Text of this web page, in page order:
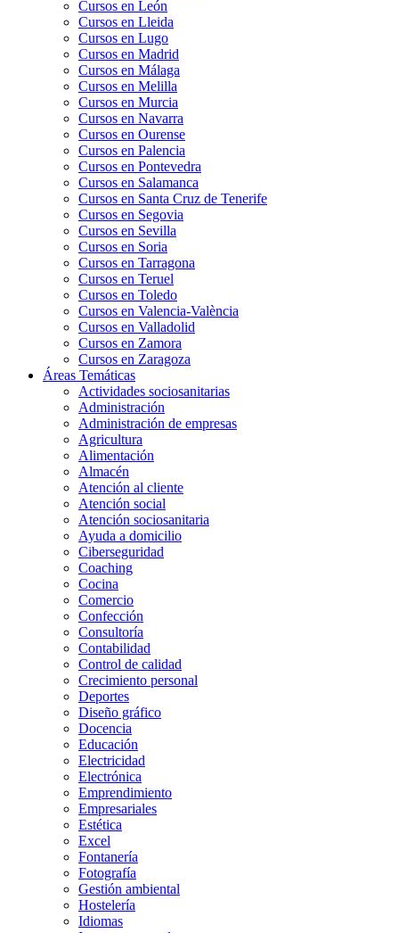
Cursos en León
Cursos en Lleida
Cursos en Lugo
Cursos en Madrid
Cursos en Málaga
Cursos en Melilla
Cursos en Murcia
Cursos en Navarra
Cursos en Ourense
Cursos en Palencia
Cursos en Pontevedra
Cursos en Salamanca
Cursos en Santa Cruz de Tenerife
Cursos en Segovia
Cursos en Sevilla
Cursos en Soria
Cursos en Tarragona
Cursos en Teruel
Cursos en Toledo
Cursos en Valencia-València
Cursos en Valladolid
Cursos en Zamora
Cursos en Zaragoza
Áreas Temáticas
Actividades sociosanitarias
Administración
Administración de empresas
Agricultura
Alimentación
Almacén
Atención al cliente
Atención social
Atención sociosanitaria
Ayuda a domicilio
Ciberseguridad
Coaching
Cocina
Comercio
Confección
Consultoría
Contabilidad
Control de calidad
Crecimiento personal
Deportes
Diseño gráfico
Docencia
Educación
Electricidad
Electrónica
Emprendimiento
Empresariales
Estética
Excel
Fontanería
Fotografía
Gestión ambiental
Hostelería
Idiomas